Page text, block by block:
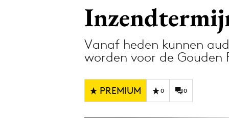
Digital
Diversiteit
Vanaf heden kunnen
worden voor de
PREMIUM 0 0